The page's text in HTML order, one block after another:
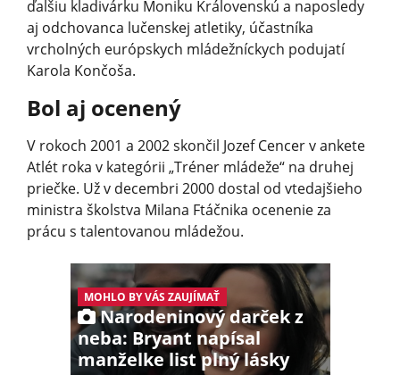
ďalšiu kladivárku Moniku Královenskú a naposledy
aj odchovanca lučenskej atletiky, účastníka
vrcholných európskych mládežníckych podujatí
Karola Končoša.
Bol aj ocenený
V rokoch 2001 a 2002 skončil Jozef Cencer v ankete
Atlét roka v kategórii „Tréner mládeže“ na druhej
priečke. Už v decembri 2000 dostal od vtedajšieho
ministra školstva Milana Ftáčnika ocenenie za
prácu s talentovanou mládežou.
MOHLO BY VÁS ZAUJÍMAŤ
Narodeninový darček z
neba: Bryant napísal
manželke list plný lásky